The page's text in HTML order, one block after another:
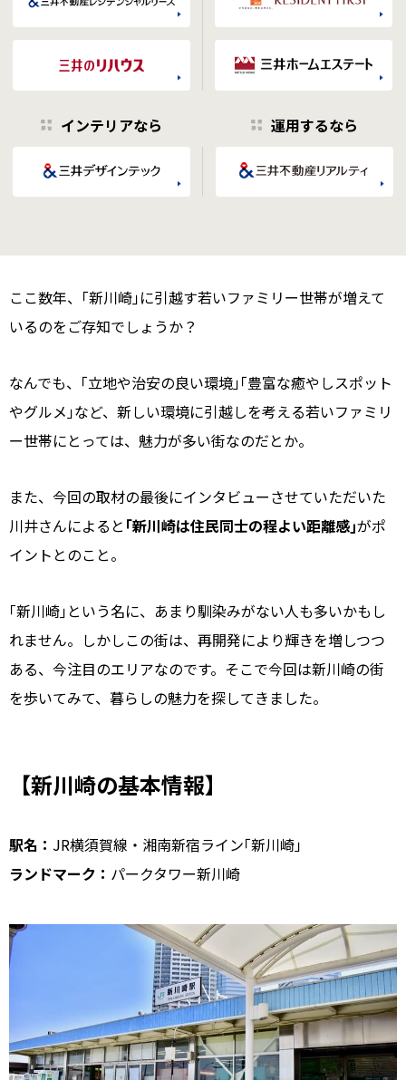
インテリアなら 運用するなら
ここ数年、｢新川崎｣に引越す若いファミリー世帯が増えて
いるのをご存知でしょうか？
なんでも、｢立地や治安の良い環境｣｢豊富な癒やしスポット
やグルメ｣など、新しい環境に引越しを考える若いファミリ
ー世帯にとっては、魅力が多い街なのだとか。
また、今回の取材の最後にインタビューさせていただいた
川井さんによると ｢新川崎は住民同士の程よい距離感｣がポ
イントとのこと。
｢新川崎｣という名に、あまり馴染みがない人も多いかもし
れません。しかしこの街は、再開発により輝きを増しつつ
ある、今注目のエリアなのです。そこで今回は新川崎の街
を歩いてみて、暮らしの魅力を探してきました。
【新川崎の基本情報】
駅名： JR横須賀線・湘南新宿ライン｢新川崎｣
ランドマーク： パークタワー新川崎